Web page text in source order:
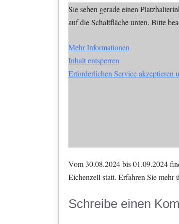
Sie sehen gerade einen
auf die Schaltfläche unten. Bitte
Mehr Informationen
Inhalt entsperren
Erforderlichen Service akzeptieren
Vom 30.08.2024 bis 01.09.2024
Eichenzell statt. Erfahren Sie mehr
Schreibe einen